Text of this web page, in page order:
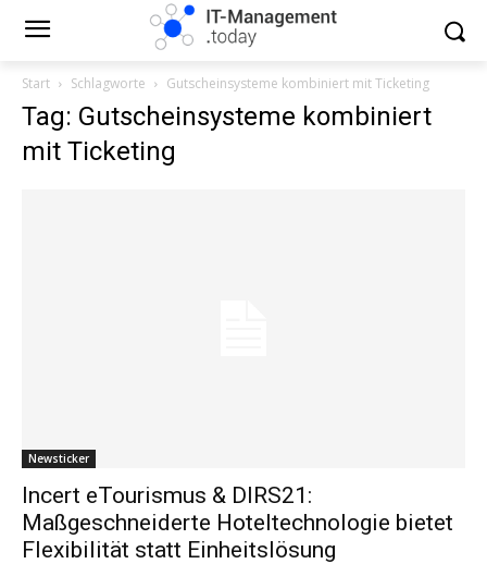
Start Schlagworte Gutscheinsysteme kombiniert mit Ticketing
Tag: Gutscheinsysteme kombiniert
mit Ticketing
Newsticker
Incert eTourismus & DIRS21:
Maßgeschneiderte Hoteltechnologie bietet
Flexibilität statt Einheitslösung